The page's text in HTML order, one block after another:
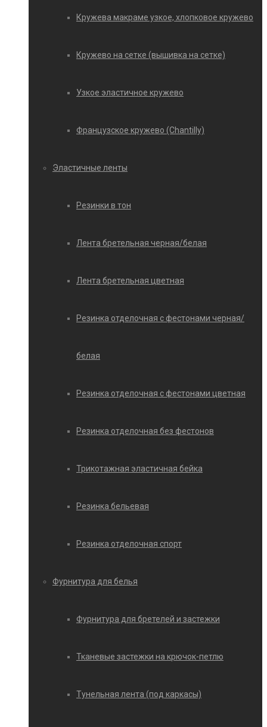
Кружева макраме узкое, хлопковое кружево
Кружево на сетке (вышивка на сетке)
Узкое эластичное кружево
Французское кружево (Chantilly)
Эластичные ленты
Резинки в тон
Лента бретельная черная/белая
Лента бретельная цветная
Резинка отделочная с фестонами черная/
белая
Резинка отделочная с фестонами цветная
Резинка отделочная без фестонов
Трикотажная эластичная бейка
Резинка бельевая
Резинка отделочная спорт
Фурнитура для белья
Фурнитура для бретелей и застежки
Тканевые застежки на крючок-петлю
Тунельная лента (под каркасы)